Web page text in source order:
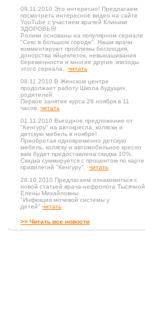
09.11.2010 Это интересно! Предлагаем
посмотреть интересное видео на сайте
YouTube с участием врачей Клиники
ЗДОРОВЬЯ!
Ролики основаны на популярном сериале
"Секс в большом городе". Наши врачи
комментируют проблемы бесплодия,
донорства яйцеклеток, невынашивания
беременности и многие другие эпизоды
этого сериала. читать
08.11.2010 В Женском центре
продолжает работу Школа будущих
родителей.
Первое занятие курса 28 ноября в 11
часов. читать
01.11.2010 Выгодное предложение от
"Кенгуру" на автокресла, коляски и
детскую мебель в ноябре!
Приобретая одновременно детскую
мебель, коляску и автомобильное кресло
вам будет предоставлена скидка 10%.
Скидка суммируется с процентом по карте
привилегий "Кенгуру". читать
28.10.2010 Предлагаем ознакомиться с
новой статьей врача-нефролога Тысячной
Елены Михайловны.
"Инфекция мочевой системы у
детей" читать
>> Читать все новости